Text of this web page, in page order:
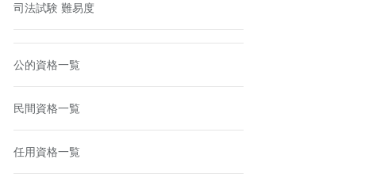
司法試験 難易度
公的資格一覧
民間資格一覧
任用資格一覧